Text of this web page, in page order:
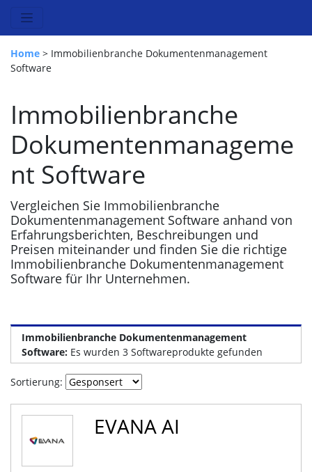
Home > Immobilienbranche Dokumentenmanagement
Software
Immobilienbranche
Dokumentenmanageme
nt Software
Vergleichen Sie Immobilienbranche
Dokumentenmanagement Software anhand von
Erfahrungsberichten, Beschreibungen und
Preisen miteinander und finden Sie die richtige
Immobilienbranche Dokumentenmanagement
Software für Ihr Unternehmen.
Immobilienbranche Dokumentenmanagement
Software: Es wurden 3 Softwareprodukte gefunden
Sortierung:
EVANA AI